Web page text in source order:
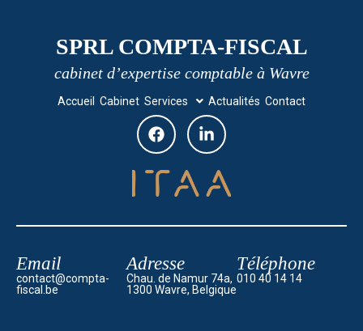
SPRL COMPTA-FISCAL
cabinet d’expertise comptable à Wavre
Accueil Cabinet Services Actualités Contact
Email
contact@compta-
fiscal.be
Adresse
Chau. de Namur 74a,
1300 Wavre, Belgique
Téléphone
010 40 14 14